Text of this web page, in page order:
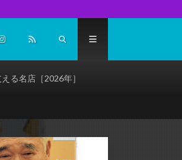
る名店［2026年］